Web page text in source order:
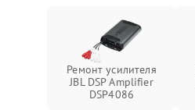
Ремонт усилителя
JBL DSP Amplifier
DSP4086